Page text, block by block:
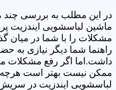
در این مطلب به بررسی چند
ماشین لباسشویی ایندزیت
مشکلات را با شما در میان
راهنما شما دیگر نیازی به
داشت.اما اگر رفع مشکلات
ممکن نیست بهتر است هرچه
لباسشویی ایندزیت در